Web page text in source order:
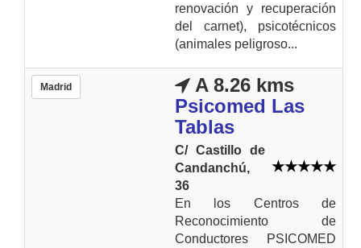
renovación y recuperación
del carnet), psicotécnicos
(animales peligroso...
Madrid
A 8.26 kms
Psicomed Las
Tablas
C/ Castillo de
Candanchú,
36
En los Centros de
Reconocimiento de
Conductores PSICOMED